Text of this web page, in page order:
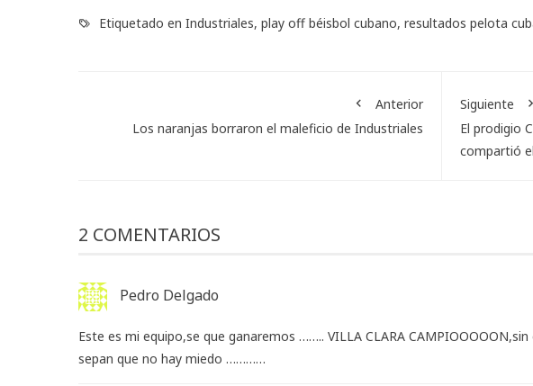
Etiquetado en Industriales, play off béisbol cubano, resultados pelota
Anterior
Los naranjas borraron el maleficio de Industriales
Siguiente
El prodigio
compartió
2 COMENTARIOS
Pedro Delgado
Este es mi equipo,se que ganaremos …….. VILLA CLARA
sepan que no hay miedo …………